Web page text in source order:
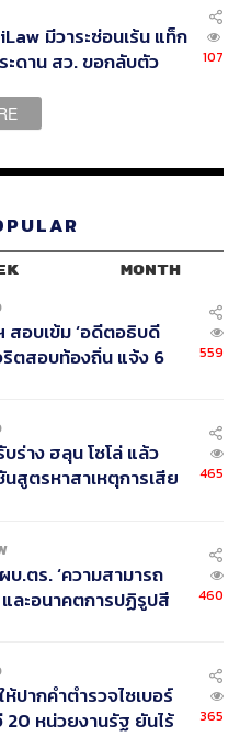
มีวาระซ่อนเร้น แท็ก
ดาน สว. ขอกลับตัว
107
MONTH
สอบเข้ม ‘อดีตอธิบดี
ริตสอบท้องถิ่น แจ้ง 6
559
ร่าง ฮลุน โซโล่ แล้ว
สูตรหาสาเหตุการเสีย
465
บ.ตร. ‘ความสามารถ
และอนาคตการปฏิรูปสี
460
ห้ปากคำตำรวจไซเบอร์
20 หน่วยงานรัฐ ยันไร้
365